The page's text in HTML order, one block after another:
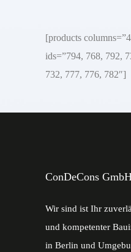
[products
ids=”794, 768, 792,
732, 777, 776, 782″]
ConDeCons
Wir sind ist Ihr
und kompetenter
in Berlin und